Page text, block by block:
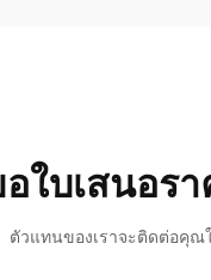
ใบเสนอร
ตัวแทนของเราจะติดต่อคุณ